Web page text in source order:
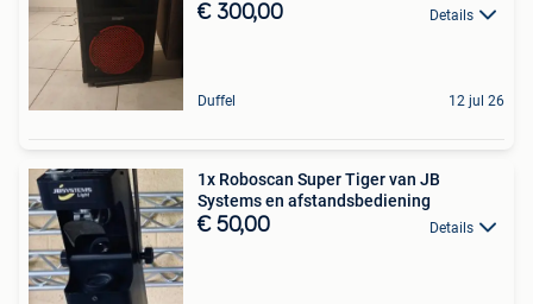
€ 300,00 Details
Duffel 12 jul 26
1x Roboscan Super Tiger van JB
Systems en afstandsbediening
€ 50,00 Details